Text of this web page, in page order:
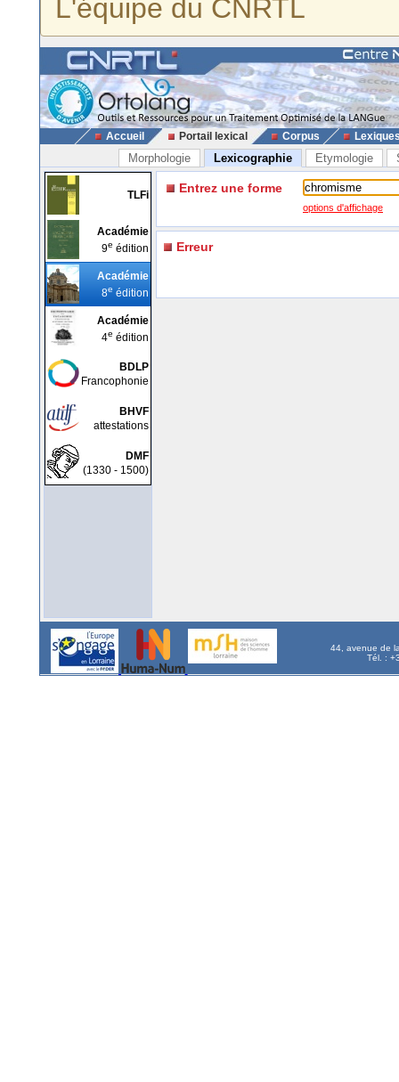
L'équipe du CNRTL
Accueil Portail lexical Corpus
Morphologie Lexicographie Etymologie
TLFi
Académie
9e édition
Académie
8e édition
Académie
4e édition
BDLP
Francophonie
BHVF
attestations
DMF
(1330 - 1500)
Entrez une forme
options d'affichage
Erreur
44, avenue de
Tél. :